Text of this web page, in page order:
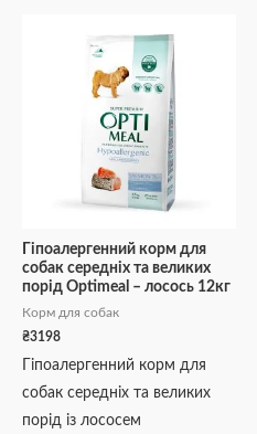
Гіпоалергенний корм для
собак середніх та великих
порід Optimeal – лосось 12кг
Корм для собак
₴3198
Гіпоалергенний корм для
собак середніх та великих
порід із лососем